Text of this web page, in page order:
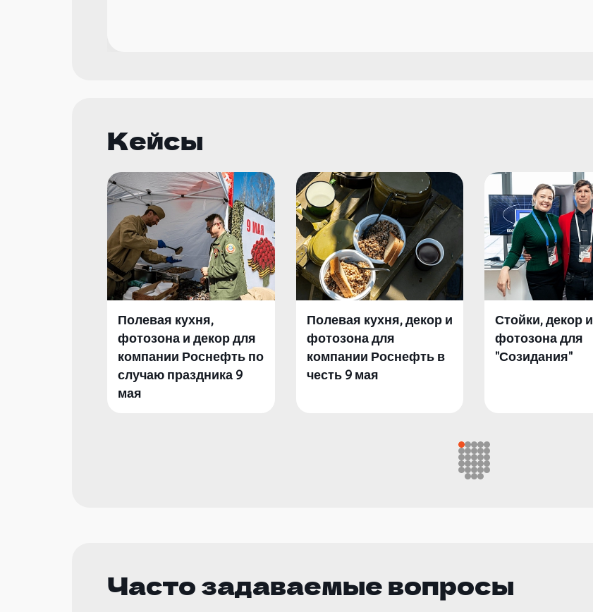
Кейсы
Полевая кухня,
фотозона и декор для
компании Роснефть по
случаю праздника 9
мая
Полевая кухня, декор и
фотозона для
компании Роснефть в
честь 9 мая
Стойки, декор и
фотозона для
"Созидания"
Часто задаваемые вопросы